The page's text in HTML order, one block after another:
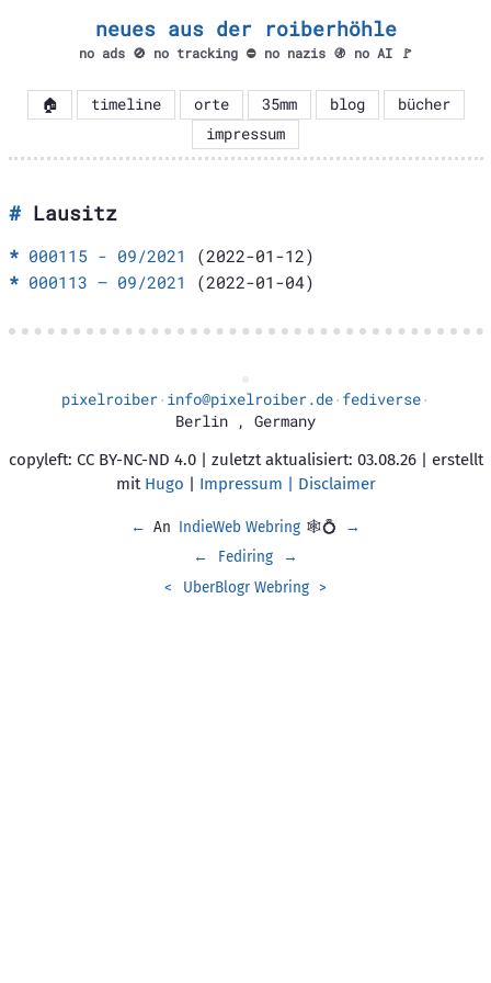
neues aus der roiberhöhle
no ads 🚫 no tracking ⛔ no nazis 🚯 no AI 🚩
🏠 timeline orte 35mm blog
bücher
impressum
Lausitz
000115 - 09/2021
(2022-01-12)
000113 – 09/2021
(2022-01-04)
pixelroiber· info@pixelroiber.de· fediverse·
Berlin , Germany
copyleft: CC BY-NC-ND 4.0 | zuletzt aktualisiert: 03.08.26 | erstellt
mit Hugo | Impressum | Disclaimer
← An IndieWeb Webring 🕸💍
→
←
Fediring
→
<
UberBlogr Webring >